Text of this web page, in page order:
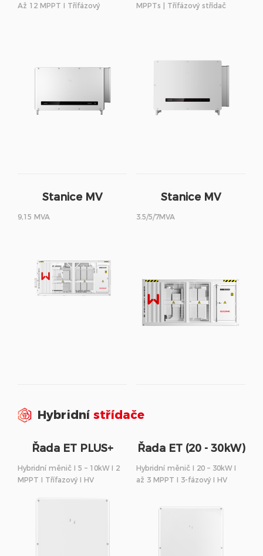
Až 12 MPPT I Třífázový
MPPTs | Třífázový střídač
Stanice MV
9,15 MVA
Stanice MV
3.5/5/7MVA
Hybridní střídače
Řada ET PLUS+
(16A)
Hybridní měnič I 5 – 10kW I 2
MPPT I Třífazový I HV
Řada ET (20 - 30kW)
Hybridní měnič I 20 – 30kW I
až 3 MPPT I 3-fázový I HV